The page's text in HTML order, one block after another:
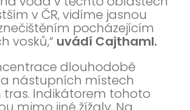
v ČR, vidíme jasnou
pocházejícím
vosků,“ uvádí Cajthaml.
dlouhodobě
nástupních místech
tras. Indikátorem tohoto